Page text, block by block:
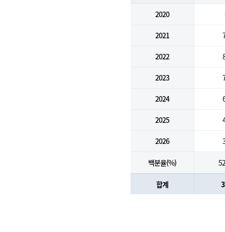
2020
2021
2022
2023
2024
2025
2026
백분율(%)
합계